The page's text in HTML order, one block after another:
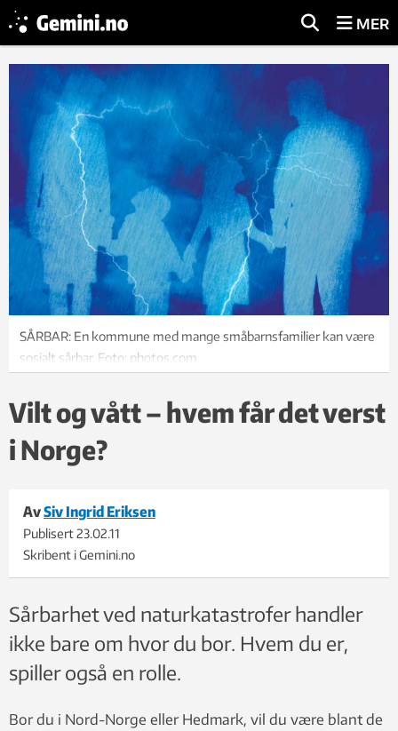
MER
SÅRBAR: En kommune med mange småbarnsfamilier kan være
sosialt sårbar. Foto: photos.com
Vilt og vått – hvem får det verst
i Norge?
AvSiv Ingrid Eriksen
Publisert23.02.11
Skribent i Gemini.no
Sårbarhet ved naturkatastrofer handler
ikke bare om hvor du bor. Hvem du er,
spiller også en rolle.
Bor du i Nord-Norge eller Hedmark, vil du være blant de